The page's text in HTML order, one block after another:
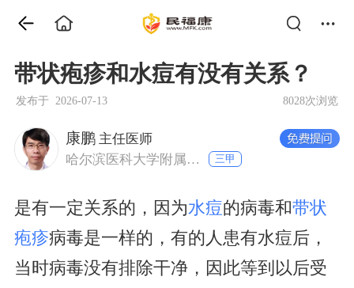
带状疱疹和水痘有没有关系？
发布于 2026-07-13 8028次浏览
康鹏 主任医师
哈尔滨医科大学附属第二医院 感染科
三甲
是有一定关系的，因为水痘的病毒和带状
疱疹病毒是一样的，有的人患有水痘后，
当时病毒没有排除干净，因此等到以后受